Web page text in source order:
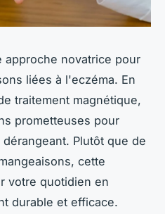
approche novatrice pour
liées à l'eczéma. En
traitement magnétique,
prometteuses pour
Plutôt que de
cette
votre quotidien en
durable et efficace.